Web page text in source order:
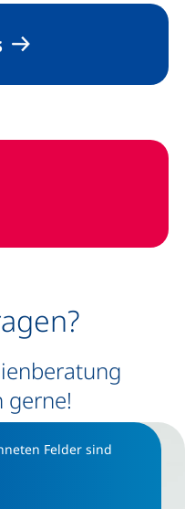
gerne!
Felder sind